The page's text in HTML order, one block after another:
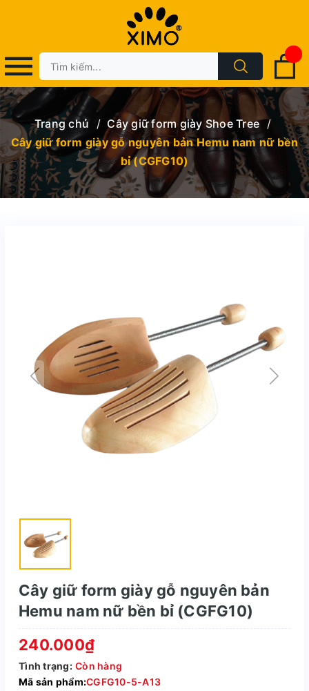
Trang chủ / Cây giữ form giày Shoe Tree /
Cây giữ form giày gỗ nguyên bản Hemu nam nữ bền
bỉ (CGFG10)
Cây giữ form giày gỗ nguyên bản
Hemu nam nữ bền bỉ (CGFG10)
240.000₫
Tình trạng: Còn hàng
Mã sản phẩm:CGFG10-5-A13